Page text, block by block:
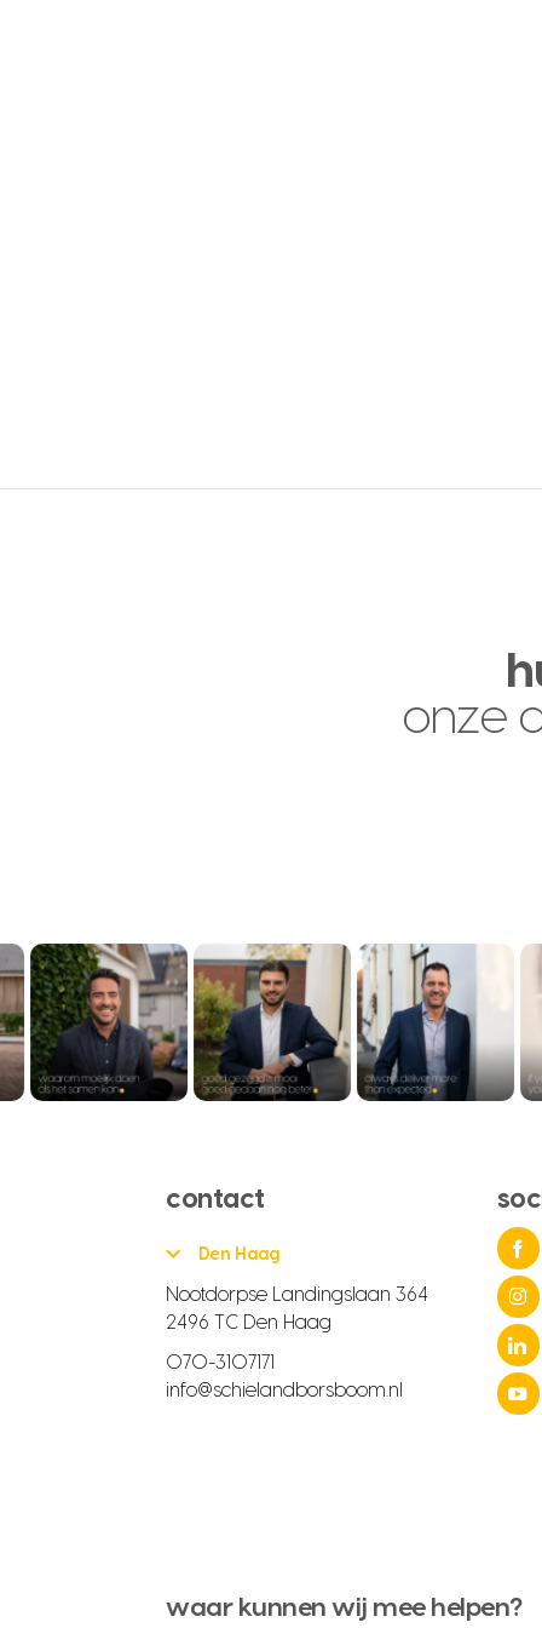
onze
contact
Den Haag
Nootdorpse Landingslaan 364
2496 TC Den Haag
070-3107171
info@schielandborsboom.nl
waar kunnen wij mee helpen?